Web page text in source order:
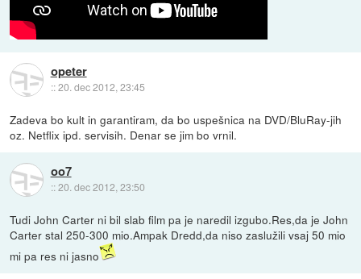
opeter
::20. dec 2012, 23:45
Zadeva bo kult in garantiram, da bo uspešnica na DVD/BluRay-jih
oz. Netflix ipd. servisih. Denar se jim bo vrnil.
oo7
::20. dec 2012, 23:50
Tudi John Carter ni bil slab film pa je naredil izgubo.Res,da je John
Carter stal 250-300 mio.Ampak Dredd,da niso zaslužili vsaj 50 mio
mi pa res ni jasno